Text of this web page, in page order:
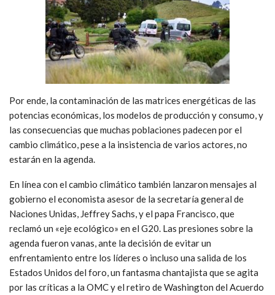
Por ende, la contaminación de las matrices energéticas de las
potencias económicas, los modelos de producción y consumo, y
las consecuencias que muchas poblaciones padecen por el
cambio climático, pese a la insistencia de varios actores, no
estarán en la agenda.
En línea con el cambio climático también lanzaron mensajes al
gobierno el economista asesor de la secretaría general de
Naciones Unidas, Jeffrey Sachs, y el papa Francisco, que
reclamó un «eje ecológico» en el G20. Las presiones sobre la
agenda fueron vanas, ante la decisión de evitar un
enfrentamiento entre los líderes o incluso una salida de los
Estados Unidos del foro, un fantasma chantajista que se agita
por las críticas a la OMC y el retiro de Washington del Acuerdo